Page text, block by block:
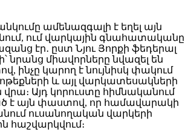
ամենազգալի է եղել այն
ում վարկային գնահատականը
էր․ ըստ Նյու Յորքի ֆեդերալ
նրանց միավորները նվազել են
ինչը կարող է նույնիսկ փակում
և այլ վարկատեսակների
վրա։ Այդ կորուստը հիմնականում
է այն փաստով, որ համավարակի
ուսանողական վարկերի
հաշվարկվում։